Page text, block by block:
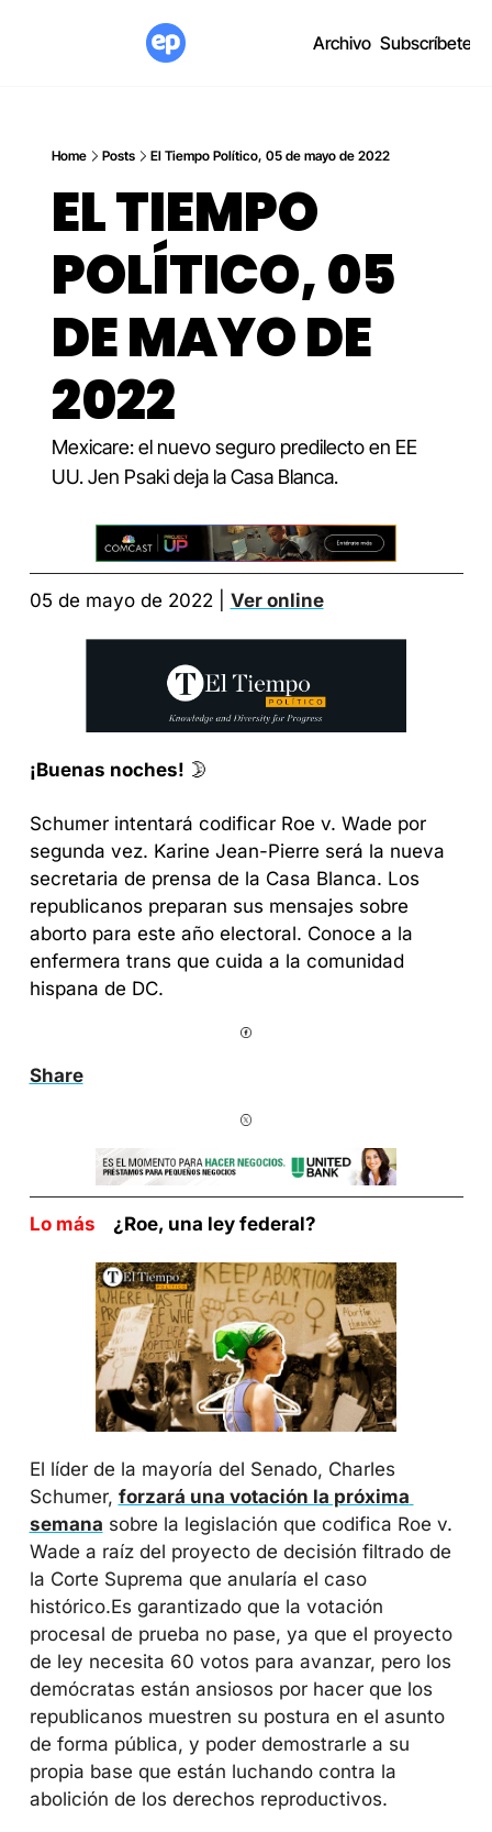
Archivo Subscríbete
Home Posts El Tiempo Político, 05 de mayo de 2022
EL TIEMPO
POLÍTICO, 05
DE MAYO DE
2022
Mexicare: el nuevo seguro predilecto en EE
UU. Jen Psaki deja la Casa Blanca.
05 de mayo de 2022 | Ver online
¡Buenas noches! 🌛
Schumer intentará codificar Roe v. Wade por
segunda vez. Karine Jean-Pierre será la nueva
secretaria de prensa de la Casa Blanca. Los
republicanos preparan sus mensajes sobre
aborto para este año electoral. Conoce a la
enfermera trans que cuida a la comunidad
hispana de DC.
Share
Lo más ¿Roe, una ley federal?
El líder de la mayoría del Senado, Charles
Schumer, forzará una votación la próxima
semana sobre la legislación que codifica Roe v.
Wade a raíz del proyecto de decisión filtrado de
la Corte Suprema que anularía el caso
histórico.Es garantizado que la votación
procesal de prueba no pase, ya que el proyecto
de ley necesita 60 votos para avanzar, pero los
demócratas están ansiosos por hacer que los
republicanos muestren su postura en el asunto
de forma pública, y poder demostrarle a su
propia base que están luchando contra la
abolición de los derechos reproductivos.